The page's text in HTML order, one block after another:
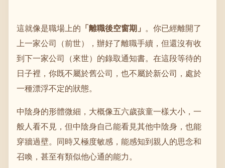
這就像是職場上的 「離職後空窗期」
。你已經離開了
上一家公司（前世），辦好了離職手續，但還沒有收
到下一家公司（來世）的錄取通知書。在這段等待的
日子裡，你既不屬於舊公司，也不屬於新公司，處於
一種漂浮不定的狀態。
中陰身的形體微細，大概像五六歲孩童一樣大小，一
般人看不見，但中陰身自己能看見其他中陰身，也能
穿牆過壁。同時又極度敏感，能感知到親人的思念和
召喚，甚至有類似他心通的能力。